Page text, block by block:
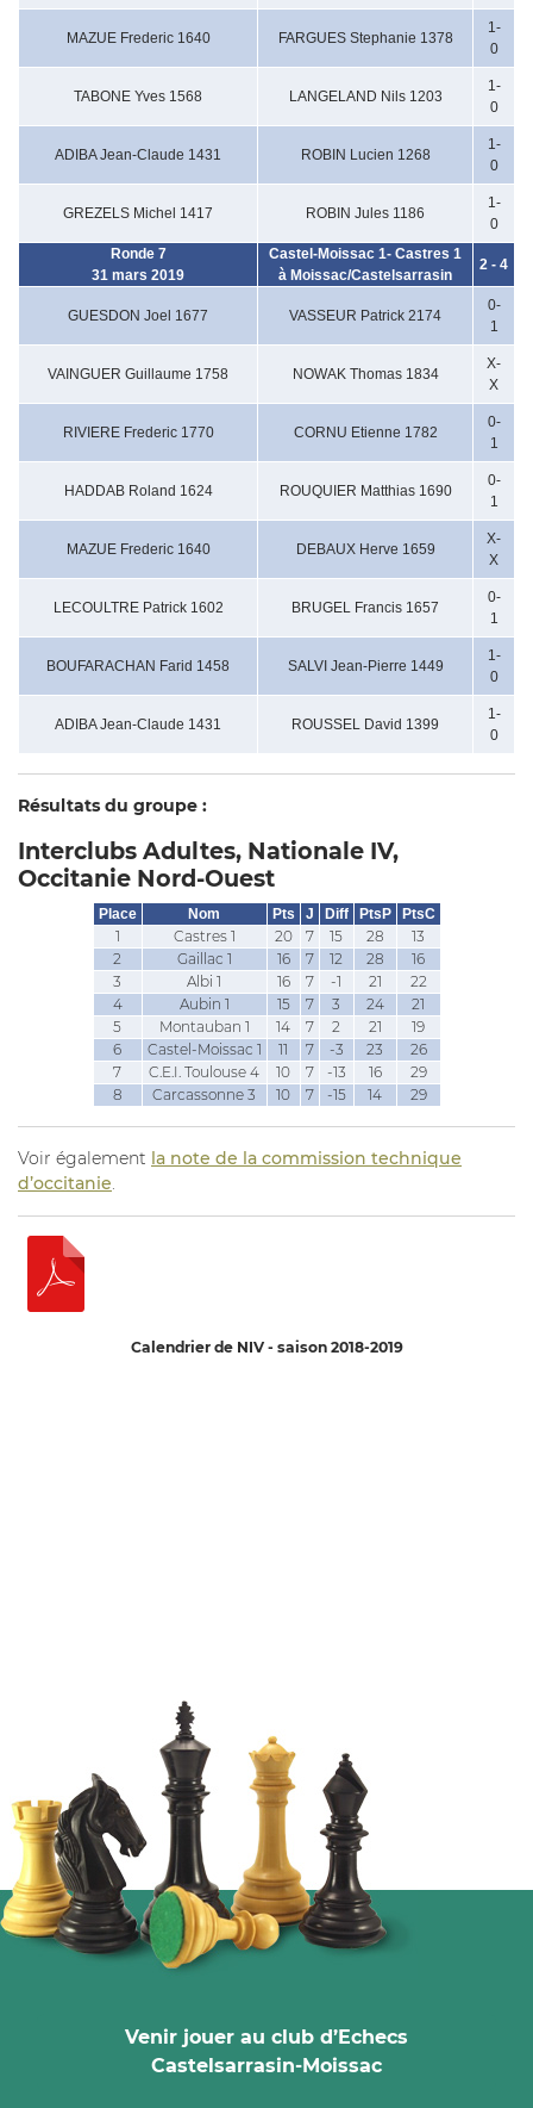
MAZUE Frederic 1640 FARGUES Stephanie 1378
1-
0
TABONE Yves 1568 LANGELAND Nils 1203
1-
0
ADIBA Jean-Claude 1431 ROBIN Lucien 1268
1-
0
GREZELS Michel 1417 ROBIN Jules 1186
1-
0
Ronde 7
31 mars 2019
Castel-Moissac 1- Castres 1
à Moissac/Castelsarrasin
2 - 4
GUESDON Joel 1677 VASSEUR Patrick 2174
0-
1
VAINGUER Guillaume 1758 NOWAK Thomas 1834
X-
X
RIVIERE Frederic 1770 CORNU Etienne 1782
0-
1
HADDAB Roland 1624 ROUQUIER Matthias 1690
0-
1
MAZUE Frederic 1640 DEBAUX Herve 1659
X-
X
LECOULTRE Patrick 1602 BRUGEL Francis 1657
0-
1
BOUFARACHAN Farid 1458 SALVI Jean-Pierre 1449
1-
0
ADIBA Jean-Claude 1431 ROUSSEL David 1399
1-
0
Résultats du groupe :
Interclubs Adultes, Nationale IV,
Occitanie Nord-Ouest
Place Nom Pts J Diff PtsP PtsC
1 Castres 1 20 7 15 28
13
2
Gaillac 1 16 7 12 28
16
3
Albi 1 16 7 -1 21
22
4
Aubin 1 15 7 3 24
21
5
Montauban 1 14 7 2 21
19
6
Castel-Moissac 1 11 7 -3 23
26
7
C.E.I. Toulouse 4 10 7 -13 16
29
8
Carcassonne 3 10 7 -15 14 29
Voir également la note de la commission technique
d’occitanie.
Calendrier de NIV - saison 2018-2019
Venir jouer au club d’Echecs
Castelsarrasin-Moissac